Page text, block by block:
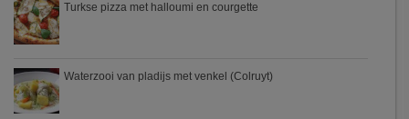
Turkse pizza met halloumi en courgette
Waterzooi van pladijs met venkel (Colruyt)